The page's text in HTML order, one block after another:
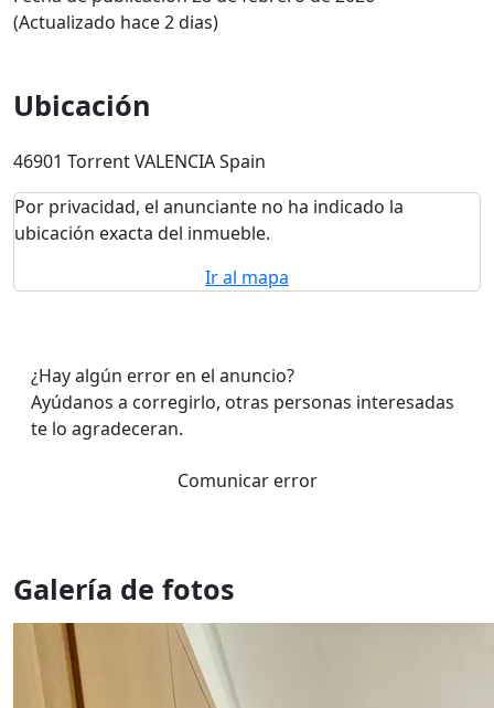
(Actualizado hace 2 dias)
Ubicación
46901 Torrent VALENCIA Spain
Por privacidad, el anunciante no ha indicado la
ubicación exacta del inmueble.
Ir al mapa
¿Hay algún error en el anuncio?
Ayúdanos a corregirlo, otras personas interesadas
te lo agradeceran.
Comunicar error
Galería de fotos